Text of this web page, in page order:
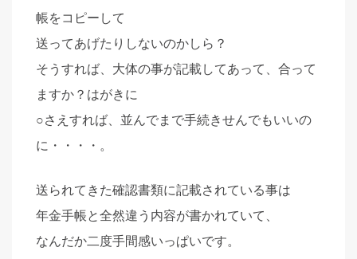
帳をコピーして
送ってあげたりしないのかしら？
そうすれば、大体の事が記載してあって、合って
ますか？はがきに
○さえすれば、並んでまで手続きせんでもいいの
に・・・・。
送られてきた確認書類に記載されている事は
年金手帳と全然違う内容が書かれていて、
なんだか二度手間感いっぱいです。